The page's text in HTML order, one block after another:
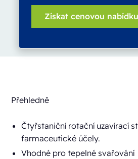
Přehledně
Čtyřstaniční rotační uzavírací
farmaceutické účely.
Vhodné pro tepelné svařování